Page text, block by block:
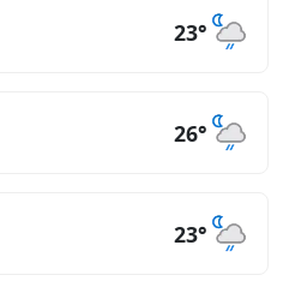
23°
26°
23°